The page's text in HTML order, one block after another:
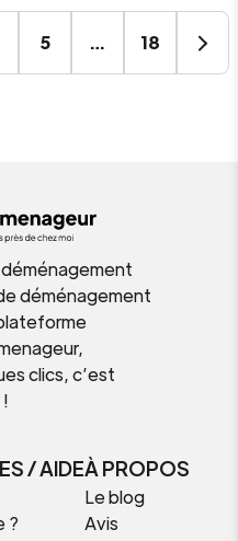
5 … 18
déménagement
clics, c’est
/ AIDE
?
À PROPOS
Le blog
Avis